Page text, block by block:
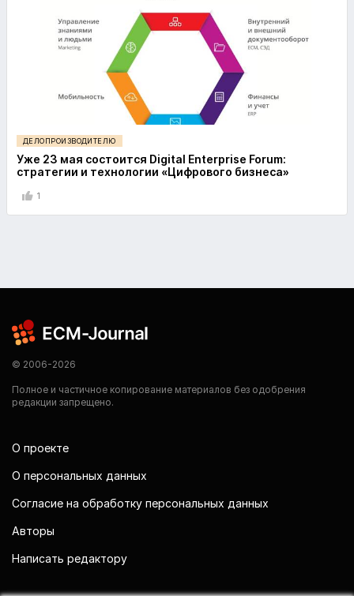
ДЕЛОПРОИЗВОДИТЕЛЮ
Уже 23 мая состоится Digital Enterprise Forum:
стратегии и технологии «Цифрового бизнеса»
1
© 2006-2026
Полное и частичное копирование материалов без одобрения
редакции запрещено.
О проекте
О персональных данных
Согласие на обработку персональных данных
Авторы
Написать редактору